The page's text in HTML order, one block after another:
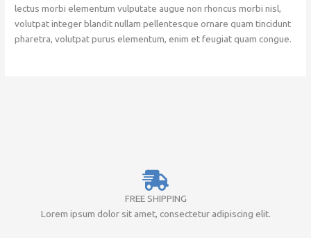
lectus morbi elementum vulputate augue non rhoncus morbi nisl,
volutpat integer blandit nullam pellentesque ornare quam tincidunt
pharetra, volutpat purus elementum, enim et feugiat quam congue.
FREE SHIPPING
Lorem ipsum dolor sit amet, consectetur adipiscing elit.